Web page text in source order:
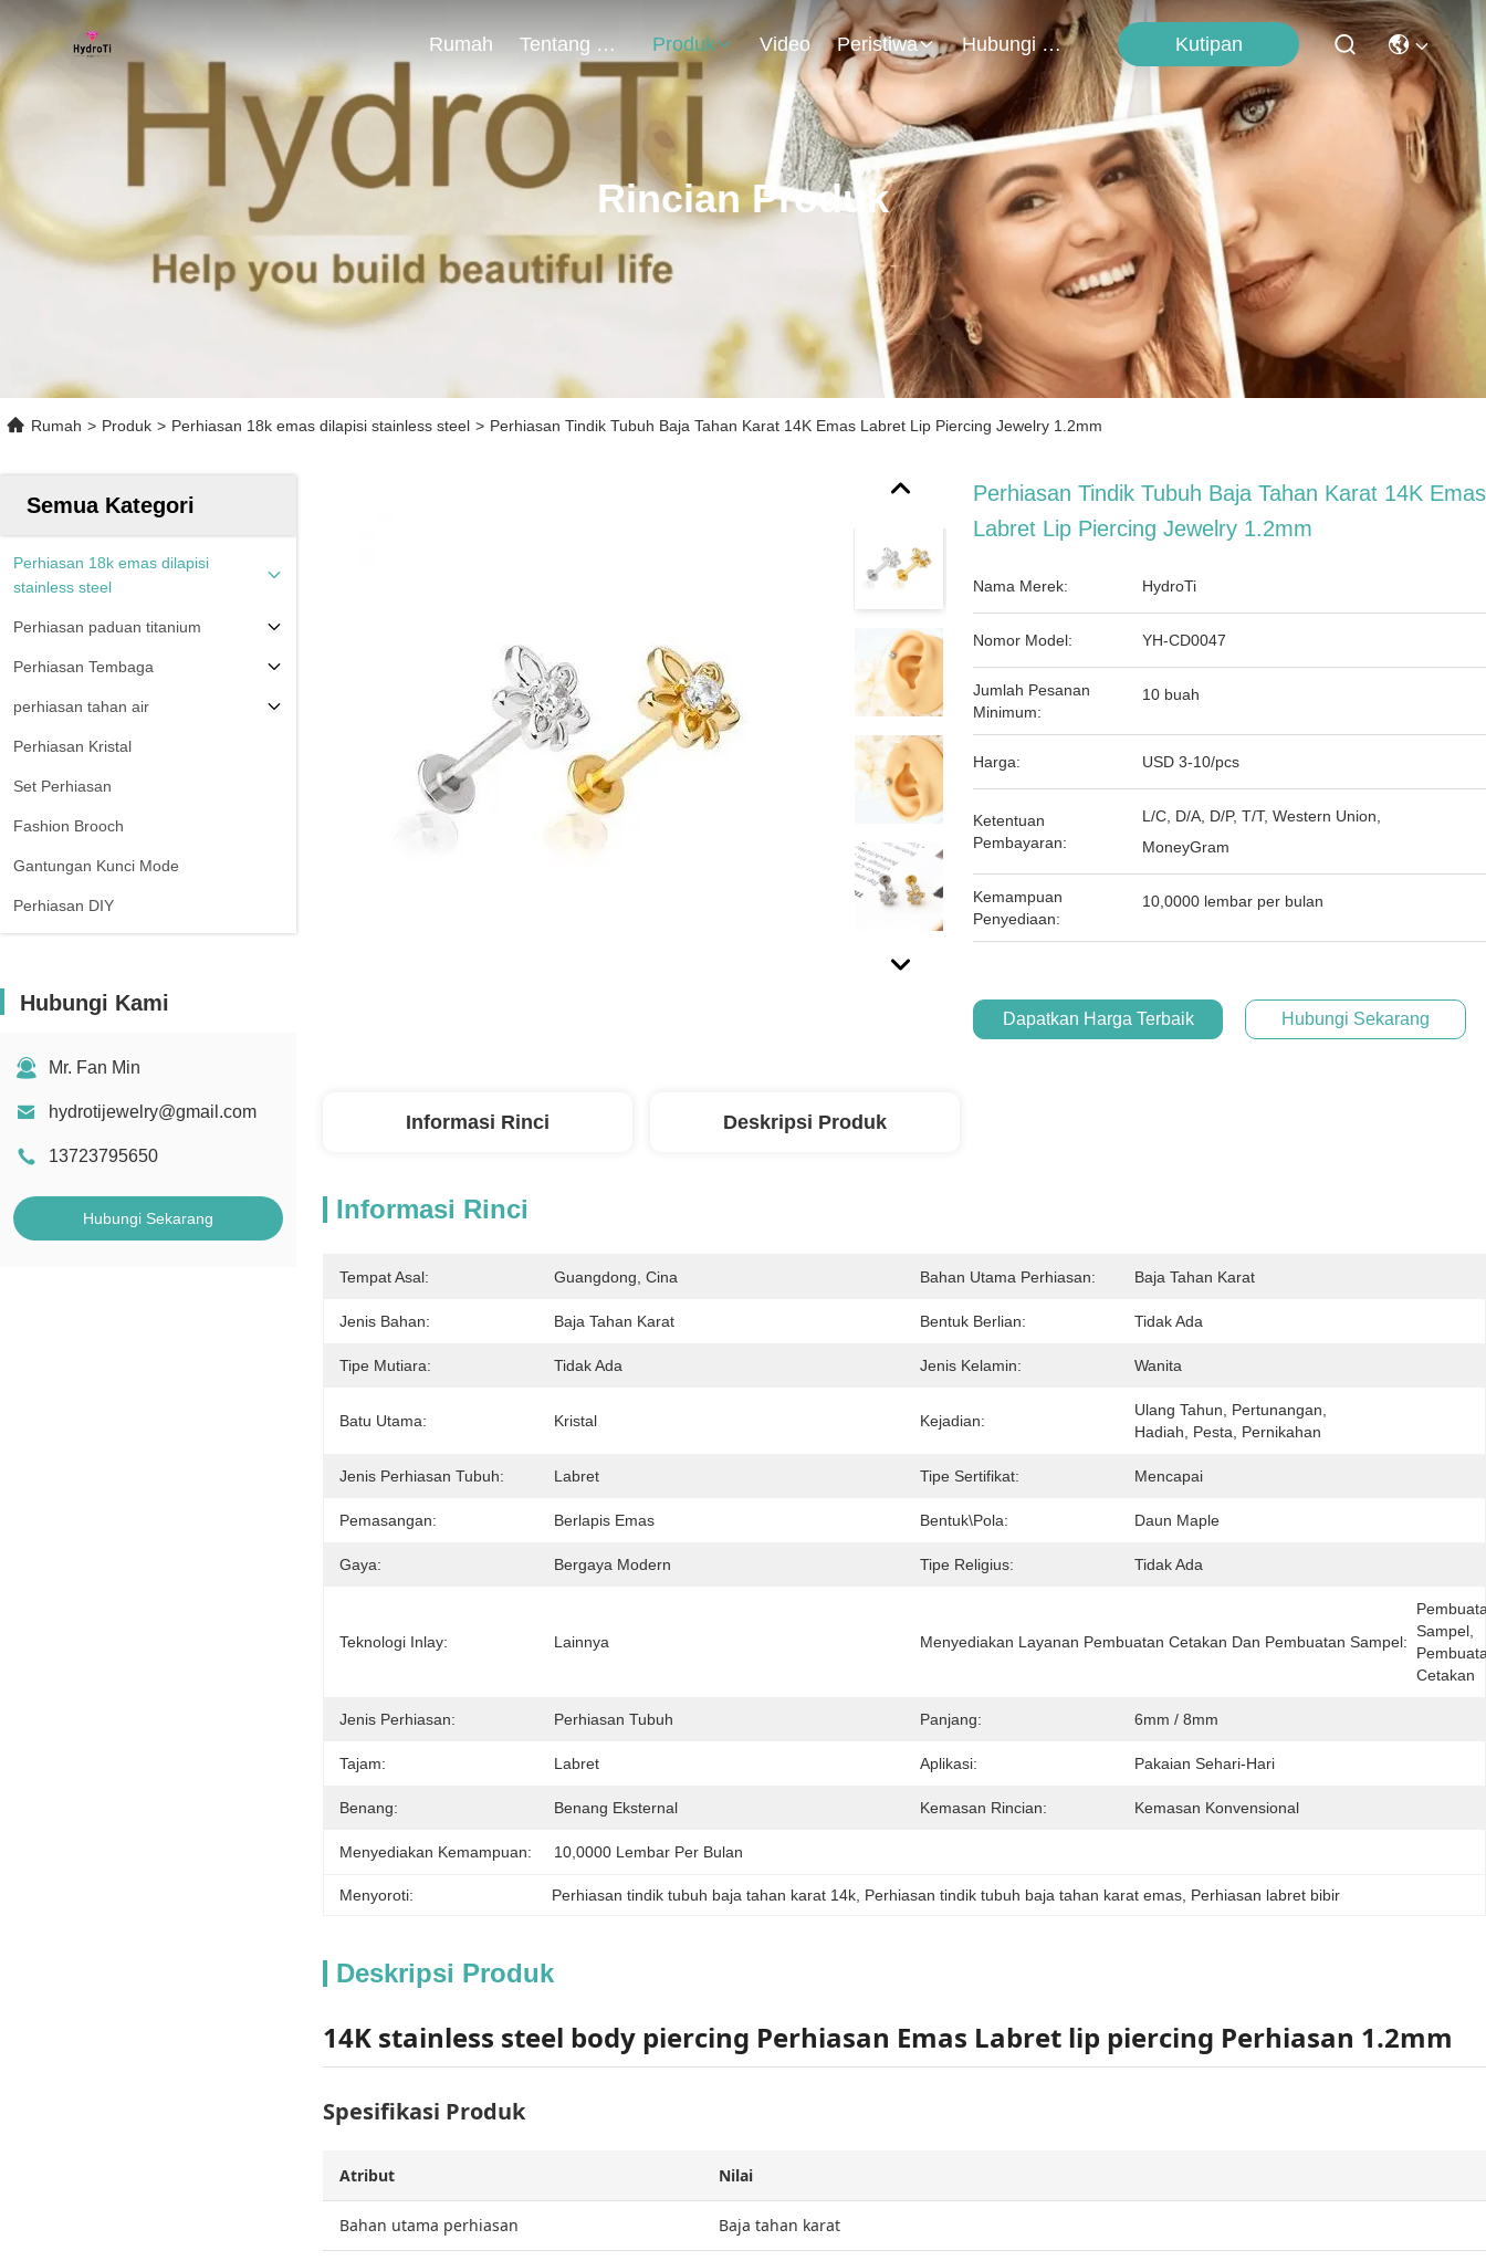
Rumah Tentang Kami Produk Video Peristiwa Hubungi Kami Kutipan
Rincian Produk
Rumah > Produk > Perhiasan 18k emas dilapisi stainless steel > Perhiasan Tindik Tubuh Baja Tahan Karat 14K Emas Labret Lip Piercing Jewelry 1.2mm
Semua Kategori
Perhiasan 18k emas dilapisi
stainless steel
Perhiasan paduan titanium
Perhiasan Tembaga
perhiasan tahan air
Perhiasan Kristal
Set Perhiasan
Fashion Brooch
Gantungan Kunci Mode
Perhiasan DIY
Hubungi Kami
Mr. Fan Min
hydrotijewelry@gmail.com
13723795650
Hubungi Sekarang
Perhiasan Tindik Tubuh Baja Tahan Karat 14K Emas
Labret Lip Piercing Jewelry 1.2mm
Nama Merek: HydroTi
Nomor Model: YH-CD0047
Jumlah Pesanan
Minimum:
10 buah
Harga: USD 3-10/pcs
Ketentuan
Pembayaran:
L/C, D/A, D/P, T/T, Western Union,
MoneyGram
Kemampuan
Penyediaan:
10,0000 lembar per bulan
Dapatkan Harga Terbaik Hubungi Sekarang
Informasi Rinci Deskripsi Produk
Informasi Rinci
Tempat Asal: Guangdong, Cina Bahan Utama Perhiasan: Baja Tahan Karat
Jenis Bahan: Baja Tahan Karat Bentuk Berlian: Tidak Ada
Tipe Mutiara: Tidak Ada Jenis Kelamin: Wanita
Batu Utama: Kristal Kejadian:
Ulang Tahun, Pertunangan,
Hadiah, Pesta, Pernikahan
Jenis Perhiasan Tubuh: Labret Tipe Sertifikat: Mencapai
Pemasangan: Berlapis Emas Bentuk\pola: Daun Maple
Gaya: Bergaya Modern Tipe Religius: Tidak Ada
Teknologi Inlay: Lainnya Menyediakan Layanan Pembuatan Cetakan Dan Pembuatan Sampel:
Sampel,
Cetakan
Jenis Perhiasan: Perhiasan Tubuh Panjang: 6mm / 8mm
Tajam: Labret Aplikasi: Pakaian Sehari-Hari
Benang: Benang Eksternal Kemasan Rincian: Kemasan Konvensional
Menyediakan Kemampuan: 10,0000 Lembar Per Bulan
Menyoroti: Perhiasan tindik tubuh baja tahan karat 14k Perhiasan tindik tubuh baja tahan karat emas Perhiasan labret bibir
Deskripsi Produk
14K stainless steel body piercing Perhiasan Emas Labret lip piercing Perhiasan 1.2mm
Spesifikasi Produk
Atribut Nilai
Bahan utama perhiasan Baja tahan karat